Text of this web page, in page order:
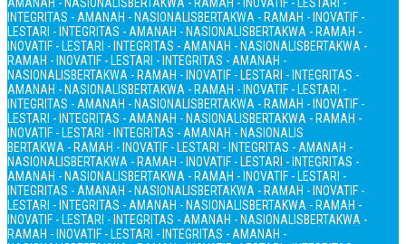
INTEGRITAS - AMANAH - NASIONALISBERTAKWA - RAMAH - INOVATIF -
LESTARI - INTEGRITAS - AMANAH - NASIONALISBERTAKWA - RAMAH -
INOVATIF - LESTARI - INTEGRITAS - AMANAH - NASIONALISBERTAKWA -
RAMAH - INOVATIF - LESTARI - INTEGRITAS - AMANAH -
NASIONALISBERTAKWA - RAMAH - INOVATIF - LESTARI - INTEGRITAS -
AMANAH - NASIONALISBERTAKWA - RAMAH - INOVATIF - LESTARI -
INTEGRITAS - AMANAH - NASIONALISBERTAKWA - RAMAH - INOVATIF -
LESTARI - INTEGRITAS - AMANAH - NASIONALISBERTAKWA - RAMAH -
INOVATIF - LESTARI - INTEGRITAS - AMANAH - NASIONALIS
BERTAKWA - RAMAH - INOVATIF - LESTARI - INTEGRITAS - AMANAH -
NASIONALISBERTAKWA - RAMAH - INOVATIF - LESTARI - INTEGRITAS -
AMANAH - NASIONALISBERTAKWA - RAMAH - INOVATIF - LESTARI -
INTEGRITAS - AMANAH - NASIONALISBERTAKWA - RAMAH - INOVATIF -
LESTARI - INTEGRITAS - AMANAH - NASIONALISBERTAKWA - RAMAH -
INOVATIF - LESTARI - INTEGRITAS - AMANAH - NASIONALISBERTAKWA -
RAMAH - INOVATIF - LESTARI - INTEGRITAS - AMANAH -